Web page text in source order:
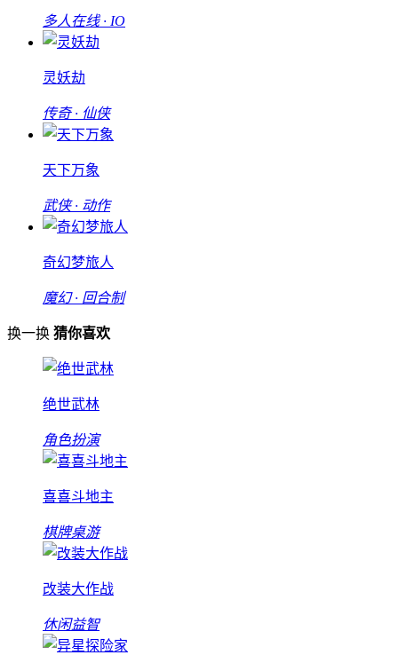
多人在线 · IO
灵妖劫
传奇 · 仙侠
天下万象
武侠 · 动作
奇幻梦旅人
魔幻 · 回合制
换一换 猜你喜欢
绝世武林
角色扮演
喜喜斗地主
棋牌桌游
改装大作战
休闲益智